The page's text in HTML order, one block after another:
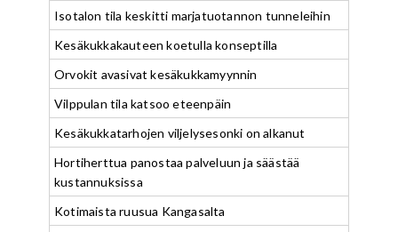
Isotalon tila keskitti marjatuotannon tunneleihin
Kesäkukkakauteen koetulla konseptilla
Orvokit avasivat kesäkukkamyynnin
Vilppulan tila katsoo eteenpäin
Kesäkukkatarhojen viljelysesonki on alkanut
Hortiherttua panostaa palveluun ja säästää
kustannuksissa
Kotimaista ruusua Kangasalta